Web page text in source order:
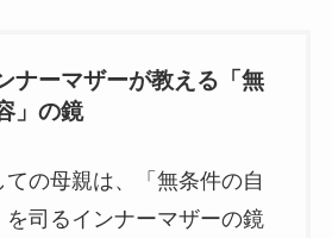
ナーマザーが教える「無
」の鏡
の母親は、「無条件の自
を司るインナーマザーの鏡